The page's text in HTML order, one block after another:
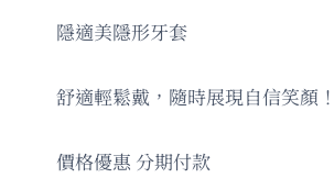
隱適美隱形牙套
舒適輕鬆戴，隨時展現自信笑顏
價格優惠 分期付款